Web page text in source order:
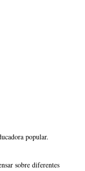
popular.
sobre diferentes